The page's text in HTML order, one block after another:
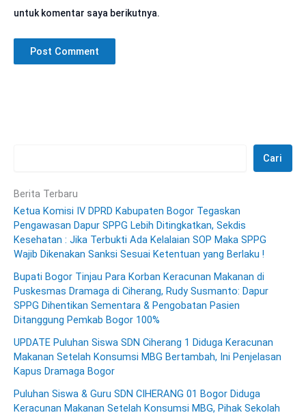
untuk komentar saya berikutnya.
Cari
Berita Terbaru
Ketua Komisi IV DPRD Kabupaten Bogor Tegaskan
Pengawasan Dapur SPPG Lebih Ditingkatkan, Sekdis
Kesehatan : Jika Terbukti Ada Kelalaian SOP Maka SPPG
Wajib Dikenakan Sanksi Sesuai Ketentuan yang Berlaku !
Bupati Bogor Tinjau Para Korban Keracunan Makanan di
Puskesmas Dramaga di Ciherang, Rudy Susmanto: Dapur
SPPG Dihentikan Sementara & Pengobatan Pasien
Ditanggung Pemkab Bogor 100%
UPDATE Puluhan Siswa SDN Ciherang 1 Diduga Keracunan
Makanan Setelah Konsumsi MBG Bertambah, Ini Penjelasan
Kapus Dramaga Bogor
Puluhan Siswa & Guru SDN CIHERANG 01 Bogor Diduga
Keracunan Makanan Setelah Konsumsi MBG, Pihak Sekolah